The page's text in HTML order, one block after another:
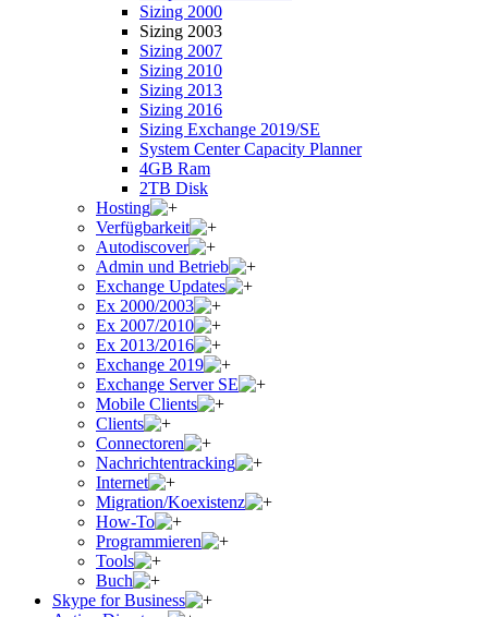
Sizing 2000
Sizing 2003
Sizing 2007
Sizing 2010
Sizing 2013
Sizing 2016
Sizing Exchange 2019/SE
System Center Capacity Planner
4GB Ram
2TB Disk
Hosting
Verfügbarkeit
Autodiscover
Admin und Betrieb
Exchange Updates
Ex 2000/2003
Ex 2007/2010
Ex 2013/2016
Exchange 2019
Exchange Server SE
Mobile Clients
Clients
Connectoren
Nachrichtentracking
Internet
Migration/Koexistenz
How-To
Programmieren
Tools
Buch
Skype for Business